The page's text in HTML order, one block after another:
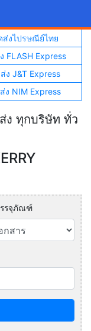
ส่งไปรษณีย์ไทย
FLASH Express
ง J&T Express
ง NIM Express
ง ทุกบริษัท ทั่ว
รรจุภัณฑ์